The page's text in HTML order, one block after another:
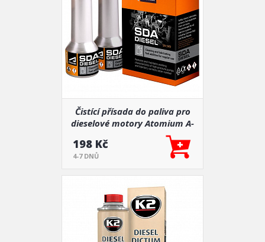
Čistící přísada do paliva pro
dieselové motory Atomium A-
ProHA SDA 2x50 ml
198 Kč
4-7 DNŮ